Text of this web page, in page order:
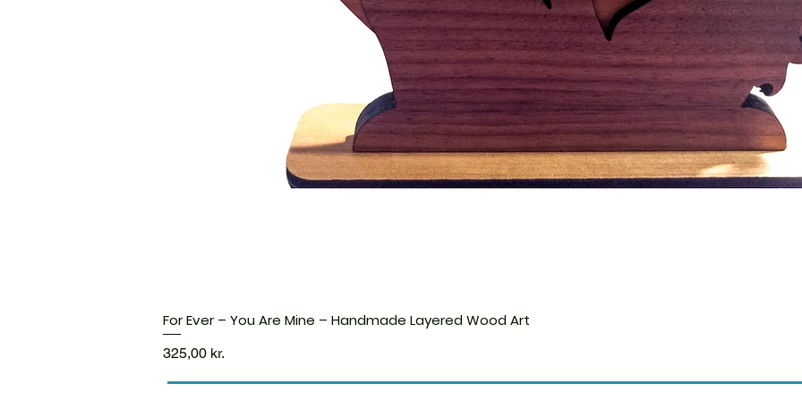
For Ever – You Are Mine – Handmade Layered Wood Art
Pris
325,00 kr.